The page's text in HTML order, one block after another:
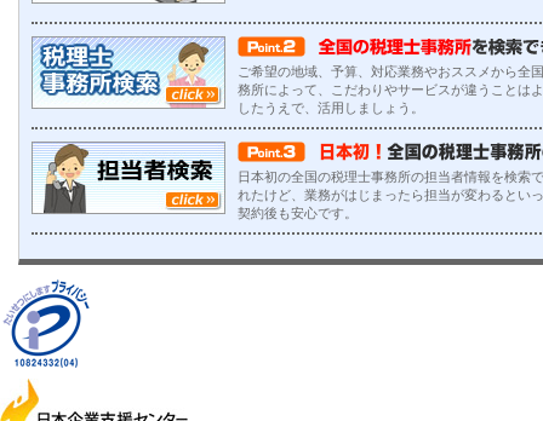
ご希望の地域、予算、対応業務やおススメから全
務所によって、こだわりやサービスが違うことは
したうえで、活用しましょう。
日本初の全国の税理士事務所の担当者情報を検索
れたけど、業務がはじまったら担当が変わるとい
契約後も安心です。